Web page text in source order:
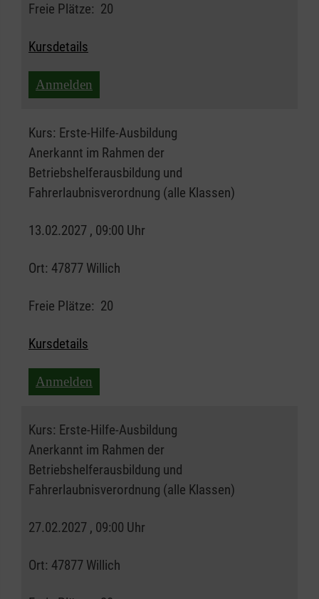
Freie Plätze: 20
Kursdetails
Anmelden
Kurs: Erste-Hilfe-Ausbildung
Anerkannt im Rahmen der
Betriebshelferausbildung und
Fahrerlaubnisverordnung (alle Klassen)
13.02.2027 , 09:00 Uhr
Ort: 47877 Willich
Freie Plätze: 20
Kursdetails
Anmelden
Kurs: Erste-Hilfe-Ausbildung
Anerkannt im Rahmen der
Betriebshelferausbildung und
Fahrerlaubnisverordnung (alle Klassen)
27.02.2027 , 09:00 Uhr
Ort: 47877 Willich